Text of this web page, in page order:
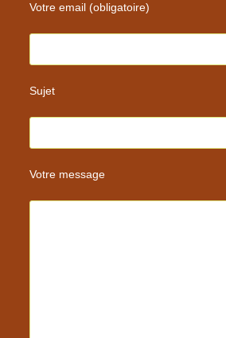
Votre email (obligatoire)
Sujet
Votre message